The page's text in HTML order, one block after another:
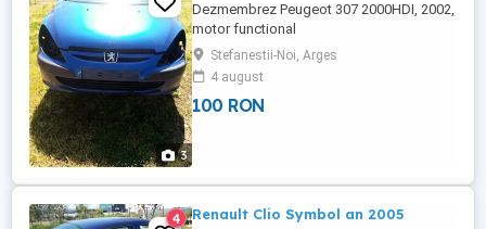
3
Dezmembrez Peugeot 307 2000HDI, 2002,
motor functional
Stefanestii-Noi, Arges
4 august
100 RON
4 Renault Clio Symbol an 2005